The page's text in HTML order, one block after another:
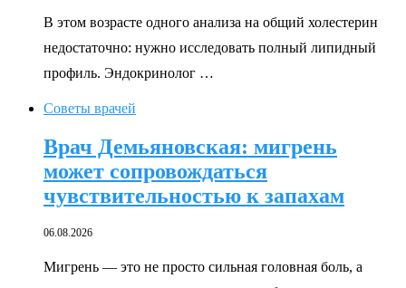
В этом возрасте одного анализа на общий холестерин
недостаточно: нужно исследовать полный липидный
профиль. Эндокринолог …
Советы врачей
Врач Демьяновская: мигрень
может сопровождаться
чувствительностью к запахам
06.08.2026
Мигрень — это не просто сильная головная боль, а